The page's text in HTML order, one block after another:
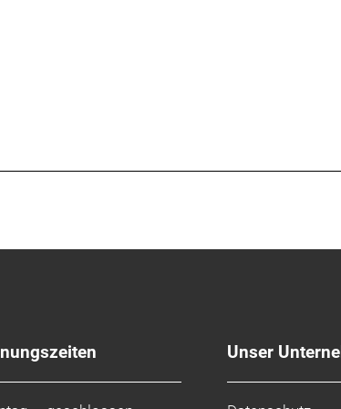
31,8 mm Klemmdurchmesser, Di2-
mm Länge
160 mm
Unser